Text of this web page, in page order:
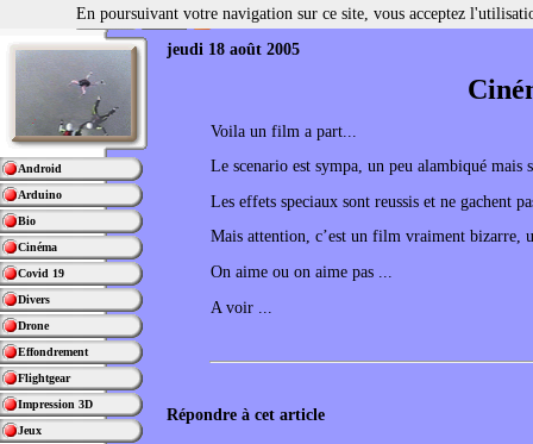
Android
Arduino
Bio
Cinéma
Covid 19
Divers
Drone
Effondrement
Flightgear
Impression 3D
Jeux
jeudi 18 août 2005
Voila un film a part...
Le scenario est sympa, un peu alambiqué mais
Les effets speciaux sont reussis et ne gachent
Mais attention, c’est un film vraiment bizarre,
On aime ou on aime pas ...
A voir ...
Répondre à cet article
En poursuivant votre navigation sur ce site, vous acceptez